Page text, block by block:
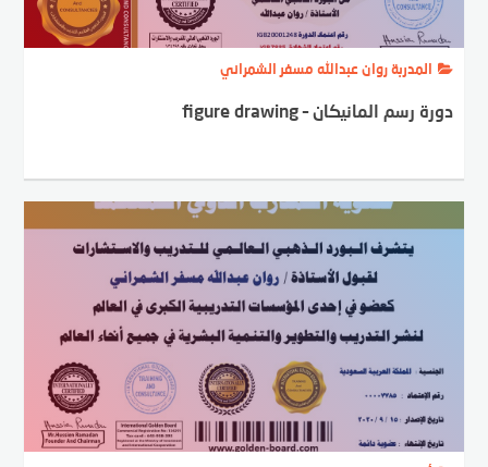
المدربة روان عبدالله مسفر الشمراني
دورة رسم المانيكان – figure drawing